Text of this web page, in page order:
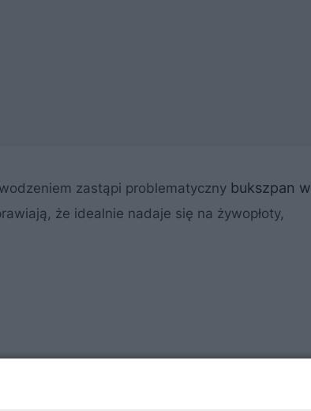
zastąpi problematyczny bukszpan w
że idealnie nadaje się na żywopłoty,